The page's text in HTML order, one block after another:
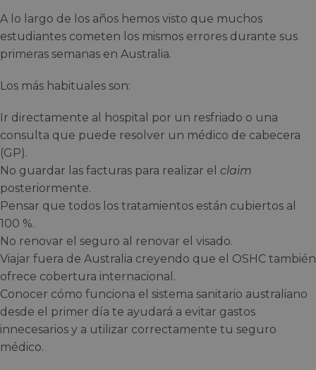
A lo largo de los años hemos visto que muchos
estudiantes cometen los mismos errores durante sus
primeras semanas en Australia.
Los más habituales son:
Ir directamente al hospital por un resfriado o una
consulta que puede resolver un médico de cabecera
(GP).
No guardar las facturas para realizar el claim
posteriormente.
Pensar que todos los tratamientos están cubiertos al
100 %.
No renovar el seguro al renovar el visado.
Viajar fuera de Australia creyendo que el OSHC también
ofrece cobertura internacional.
Conocer cómo funciona el sistema sanitario australiano
desde el primer día te ayudará a evitar gastos
innecesarios y a utilizar correctamente tu seguro
médico.